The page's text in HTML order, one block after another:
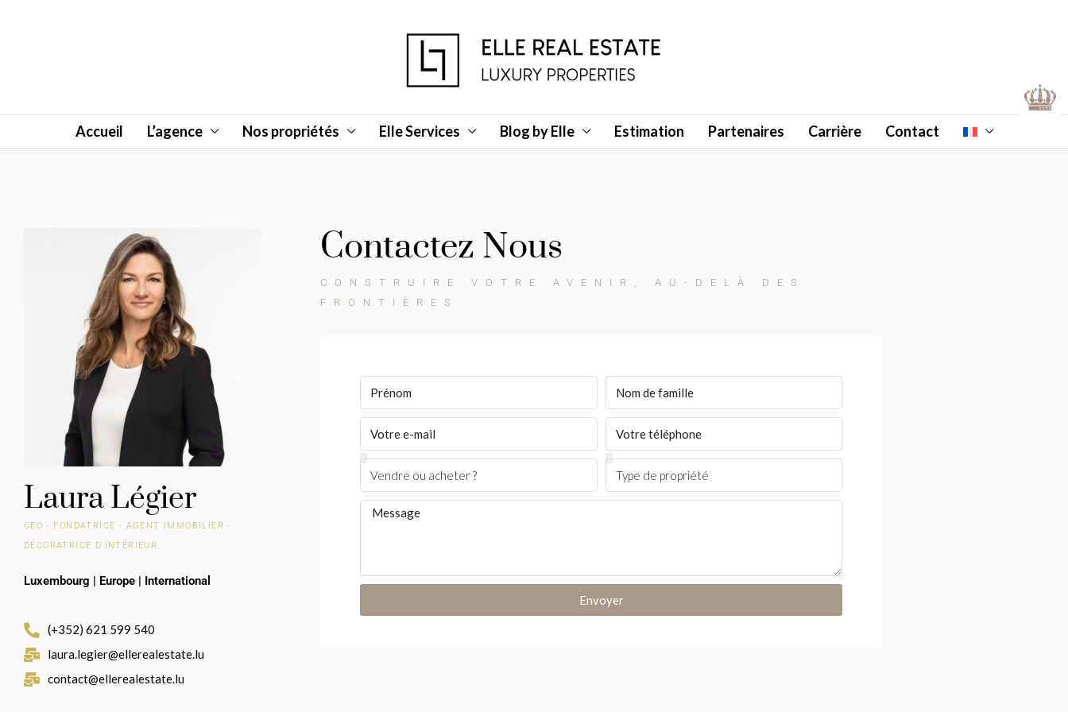
Accueil L’agence Nos propriétés Elle Services Blog by Elle Estimation Partenaires Carrière Contact
Laura Légier
CEO - FONDATRICE - AGENT IMMOBILIER -
DÉCORATRICE D'INTÉRIEUR
Luxembourg | Europe | International
(+352) 621 599 540
laura.legier@ellerealestate.lu
contact@ellerealestate.lu
Contactez Nous
CONSTRUIRE VOTRE AVENIR, AU-DELÀ DES
FRONTIÈRES
Envoyer